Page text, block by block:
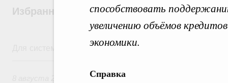
способствовать
увеличению объёмов
экономики.
Справка
Избранные документы со справками к
Для системного поиска перейдите в раздел "Поиск по
Государственная политика в сфере